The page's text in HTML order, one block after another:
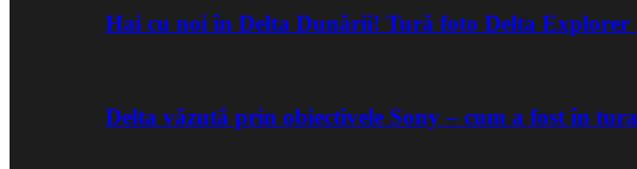
Hai cu noi în Delta Dunării! Tură foto Delta
Delta văzută prin obiectivele Sony – cum a fost în